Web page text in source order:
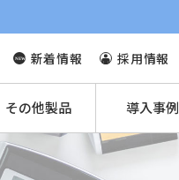
新着情報 採用情報
その他製品 導入事例